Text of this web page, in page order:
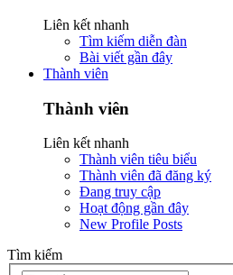
Liên kết nhanh
Tìm kiếm diễn đàn
Bài viết gần đây
Thành viên
Thành viên
Liên kết nhanh
Thành viên tiêu biểu
Thành viên đã đăng ký
Đang truy cập
Hoạt động gần đây
New Profile Posts
Tìm kiếm